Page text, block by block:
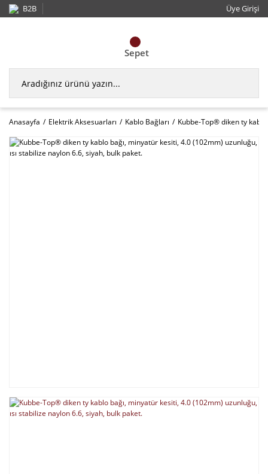
B2B Üye Girişi
Sepet
Anasayfa Elektrik Aksesuarları Kablo Bağları Kubbe-Top® diken ty